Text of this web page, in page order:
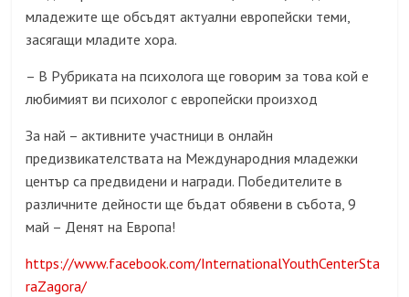
младежите ще обсъдят актуални европейски теми,
засягащи младите хора.
– В Рубриката на психолога ще говорим за това кой е
любимият ви психолог с европейски произход
За най – активните участници в онлайн
предизвикателствата на Международния младежки
център са предвидени и награди. Победителите в
различните дейности ще бъдат обявени в събота, 9
май – Денят на Европа!
https://www.facebook.com/InternationalYouthCenterSta
raZagora/